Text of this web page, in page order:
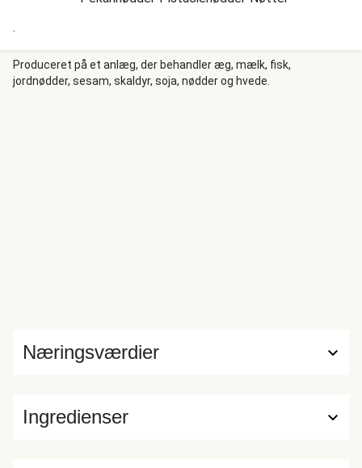
.
Produceret på et anlæg, der behandler æg, mælk, fisk,
jordnødder, sesam, skaldyr, soja, nødder og hvede.
Ingredienser
Næringsværdier